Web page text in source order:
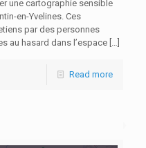
une cartographie sensible
en-Yvelines. Ces
par des personnes
au hasard dans l’espace[…]
Read more